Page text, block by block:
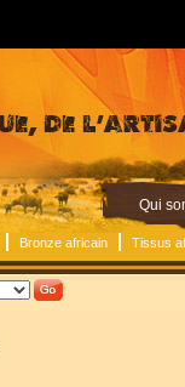
Qui
Bronze africain Tissus